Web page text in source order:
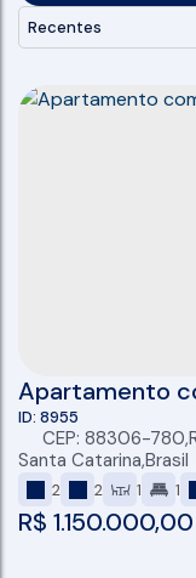
Apartamento
Itajaí
R$ 1.150.000,00
8955
CEP: 88306-780,
Santa Catarina,Brasil
2 2 1 1